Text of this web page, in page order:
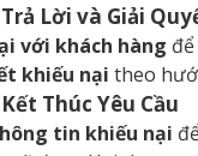
Lời và Giải
với khách hàng
khiếu nại theo
Thúc Yêu Cầu
tin khiếu nại